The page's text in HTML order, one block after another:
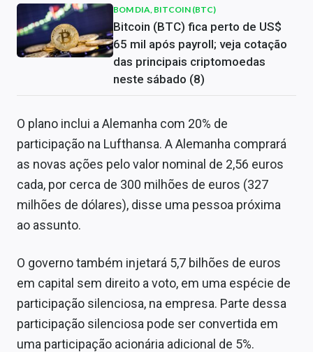
BOM DIA, BITCOIN (BTC)
Bitcoin (BTC) fica perto de US$
65 mil após payroll; veja cotação
das principais criptomoedas
neste sábado (8)
O plano inclui a Alemanha com 20% de
participação na Lufthansa. A Alemanha comprará
as novas ações pelo valor nominal de 2,56 euros
cada, por cerca de 300 milhões de euros (327
milhões de dólares), disse uma pessoa próxima
ao assunto.
O governo também injetará 5,7 bilhões de euros
em capital sem direito a voto, em uma espécie de
participação silenciosa, na empresa. Parte dessa
participação silenciosa pode ser convertida em
uma participação acionária adicional de 5%.